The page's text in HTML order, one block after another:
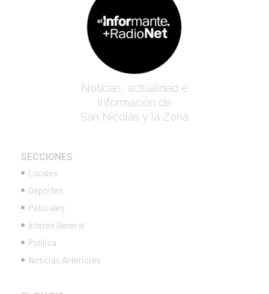
Noticias, actualidad e
Información de
San Nicolás y la Zona
SECCIONES
Locales
Deportes
Policiales
Interés General
Política
Noticias Anteriores